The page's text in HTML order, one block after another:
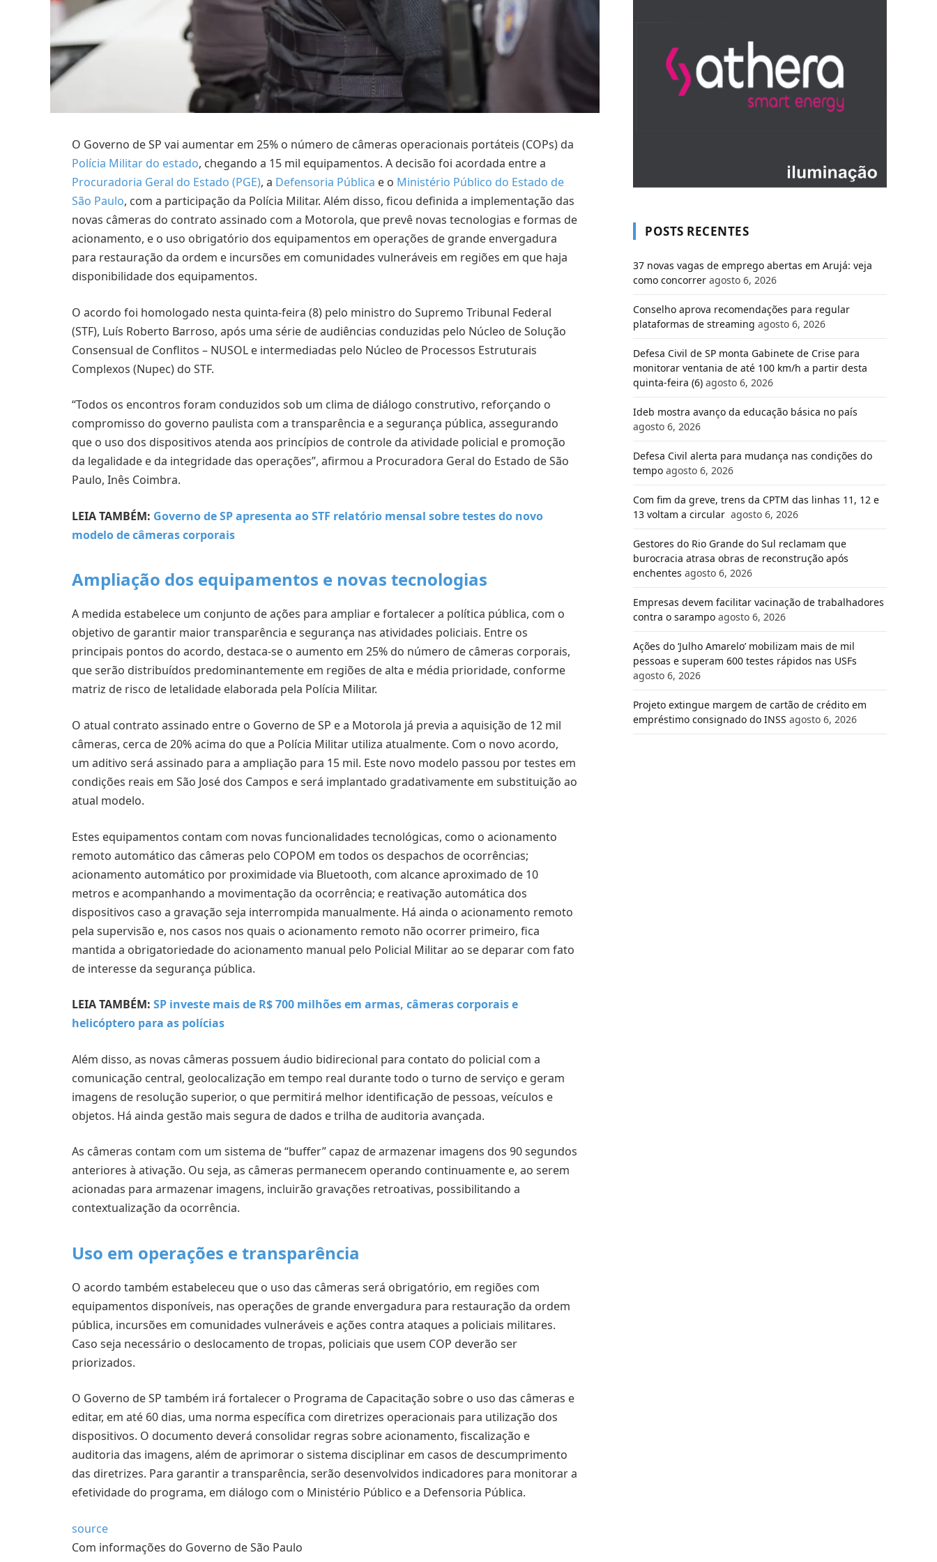
O Governo de SP vai aumentar em 25% o número de câmeras operacionais portáteis (COPs) da
Polícia Militar do estado, chegando a 15 mil equipamentos. A decisão foi acordada entre a
Procuradoria Geral do Estado (PGE), a Defensoria Pública e o Ministério Público do Estado de
São Paulo, com a participação da Polícia Militar. Além disso, ficou definida a implementação das
novas câmeras do contrato assinado com a Motorola, que prevê novas tecnologias e formas de
acionamento, e o uso obrigatório dos equipamentos em operações de grande envergadura
para restauração da ordem e incursões em comunidades vulneráveis em regiões em que haja
disponibilidade dos equipamentos.
O acordo foi homologado nesta quinta-feira (8) pelo ministro do Supremo Tribunal Federal
(STF), Luís Roberto Barroso, após uma série de audiências conduzidas pelo Núcleo de Solução
Consensual de Conflitos – NUSOL e intermediadas pelo Núcleo de Processos Estruturais
Complexos (Nupec) do STF.
“Todos os encontros foram conduzidos sob um clima de diálogo construtivo, reforçando o
compromisso do governo paulista com a transparência e a segurança pública, assegurando
que o uso dos dispositivos atenda aos princípios de controle da atividade policial e promoção
da legalidade e da integridade das operações”, afirmou a Procuradora Geral do Estado de São
Paulo, Inês Coimbra.
LEIA TAMBÉM: Governo de SP apresenta ao STF relatório mensal sobre testes do novo
modelo de câmeras corporais
Ampliação dos equipamentos e novas tecnologias
A medida estabelece um conjunto de ações para ampliar e fortalecer a política pública, com o
objetivo de garantir maior transparência e segurança nas atividades policiais. Entre os
principais pontos do acordo, destaca-se o aumento em 25% do número de câmeras corporais,
que serão distribuídos predominantemente em regiões de alta e média prioridade, conforme
matriz de risco de letalidade elaborada pela Polícia Militar.
O atual contrato assinado entre o Governo de SP e a Motorola já previa a aquisição de 12 mil
câmeras, cerca de 20% acima do que a Polícia Militar utiliza atualmente. Com o novo acordo,
um aditivo será assinado para a ampliação para 15 mil. Este novo modelo passou por testes em
condições reais em São José dos Campos e será implantado gradativamente em substituição ao
atual modelo.
Estes equipamentos contam com novas funcionalidades tecnológicas, como o acionamento
remoto automático das câmeras pelo COPOM em todos os despachos de ocorrências;
acionamento automático por proximidade via Bluetooth, com alcance aproximado de 10
metros e acompanhando a movimentação da ocorrência; e reativação automática dos
dispositivos caso a gravação seja interrompida manualmente. Há ainda o acionamento remoto
pela supervisão e, nos casos nos quais o acionamento remoto não ocorrer primeiro, fica
mantida a obrigatoriedade do acionamento manual pelo Policial Militar ao se deparar com fato
de interesse da segurança pública.
LEIA TAMBÉM: SP investe mais de R$ 700 milhões em armas, câmeras corporais e
helicóptero para as polícias
Além disso, as novas câmeras possuem áudio bidirecional para contato do policial com a
comunicação central, geolocalização em tempo real durante todo o turno de serviço e geram
imagens de resolução superior, o que permitirá melhor identificação de pessoas, veículos e
objetos. Há ainda gestão mais segura de dados e trilha de auditoria avançada.
As câmeras contam com um sistema de “buffer” capaz de armazenar imagens dos 90 segundos
anteriores à ativação. Ou seja, as câmeras permanecem operando continuamente e, ao serem
acionadas para armazenar imagens, incluirão gravações retroativas, possibilitando a
contextualização da ocorrência.
Uso em operações e transparência
O acordo também estabeleceu que o uso das câmeras será obrigatório, em regiões com
equipamentos disponíveis, nas operações de grande envergadura para restauração da ordem
pública, incursões em comunidades vulneráveis e ações contra ataques a policiais militares.
Caso seja necessário o deslocamento de tropas, policiais que usem COP deverão ser
priorizados.
O Governo de SP também irá fortalecer o Programa de Capacitação sobre o uso das câmeras e
editar, em até 60 dias, uma norma específica com diretrizes operacionais para utilização dos
dispositivos. O documento deverá consolidar regras sobre acionamento, fiscalização e
auditoria das imagens, além de aprimorar o sistema disciplinar em casos de descumprimento
das diretrizes. Para garantir a transparência, serão desenvolvidos indicadores para monitorar a
efetividade do programa, em diálogo com o Ministério Público e a Defensoria Pública.
source
Com informações do Governo de São Paulo
POSTS RECENTES
37 novas vagas de emprego abertas em Arujá: veja
como concorrer agosto 6, 2026
Conselho aprova recomendações para regular
plataformas de streaming agosto 6, 2026
Defesa Civil de SP monta Gabinete de Crise para
monitorar ventania de até 100 km/h a partir desta
quinta-feira (6) agosto 6, 2026
Ideb mostra avanço da educação básica no país
agosto 6, 2026
Defesa Civil alerta para mudança nas condições do
tempo agosto 6, 2026
Com fim da greve, trens da CPTM das linhas 11, 12 e
13 voltam a circular agosto 6, 2026
Gestores do Rio Grande do Sul reclamam que
burocracia atrasa obras de reconstrução após
enchentes agosto 6, 2026
Empresas devem facilitar vacinação de trabalhadores
contra o sarampo agosto 6, 2026
Ações do ‘Julho Amarelo’ mobilizam mais de mil
pessoas e superam 600 testes rápidos nas USFs
agosto 6, 2026
Projeto extingue margem de cartão de crédito em
empréstimo consignado do INSS agosto 6, 2026